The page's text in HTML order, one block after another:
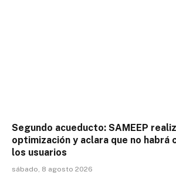
Segundo acueducto: SAMEEP
optimización y aclara que no habrá
los usuarios
sábado, 8 agosto 2026